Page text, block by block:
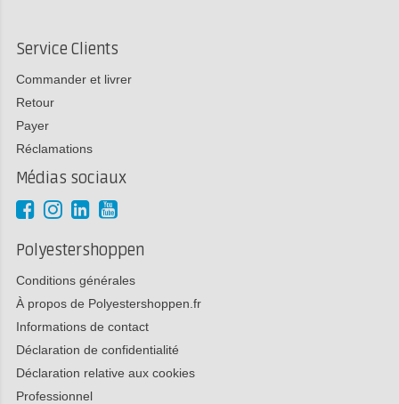
Service Clients
Commander et livrer
Retour
Payer
Réclamations
Médias sociaux
Polyestershoppen
Conditions générales
À propos de Polyestershoppen.fr
Informations de contact
Déclaration de confidentialité
Déclaration relative aux cookies
Professionnel